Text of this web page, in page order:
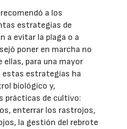
a los
estrategias de
a evitar la plaga o a
poner en marcha no
ellas, para una mayor
estrategias ha
biológico y,
prácticas de cultivo:
enterrar los rastrojos,
la gestión del rebrote